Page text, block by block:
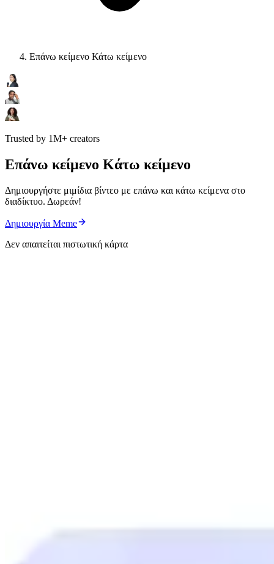
Επάνω κείμενο Κάτω κείμενο
Trusted by 1M+ creators
Επάνω κείμενο Κάτω κείμενο
Δημιουργήστε μιμίδια βίντεο με επάνω και κάτω κείμενα στο
διαδίκτυο. Δωρεάν!
Δημιουργία Meme
Δεν απαιτείται πιστωτική κάρτα